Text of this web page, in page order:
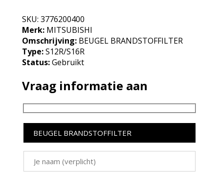
SKU: 3776200400
Merk:MITSUBISHI
Omschrijving:BEUGEL BRANDSTOFFILTER
Type:S12R/S16R
Status:Gebruikt
Vraag informatie aan